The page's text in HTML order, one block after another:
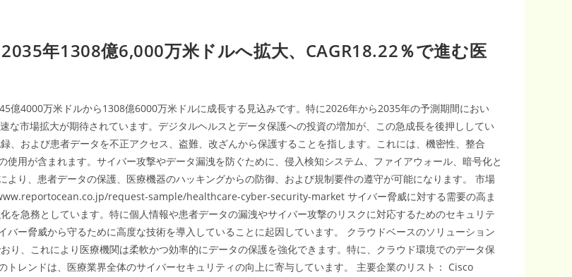
レ
ポ
ー
483
億
1,000
万
米
ド
ル・
CAGR5.54％、
生
殖
補
助
医
療
需
要
が
拡
大
年1308億6,000万米ドルへ拡大、CAGR18.22％で進む医
億4000万米ドルから1308億6000万米ドルに成長する見込みです。特に2026年から2035年の予測期間におい
な市場拡大が期待されています。デジタルヘルスとデータ保護への投資の増加が、この急成長を後押ししてい
、および患者データを不正アクセス、盗難、改ざんから保護することを指します。これには、機密性、整合
用が含まれます。サイバー攻撃やデータ漏洩を防ぐために、侵入検知システム、ファイアウォール、暗号化と
り、患者データの保護、医療機器のハッキングからの防御、および規制要件の遵守が可能になります。 市場
request-sample/healthcare-cyber-security-market サイバー脅威に対する需要の高ま
を急務としています。特に個人情報や患者データの漏洩やサイバー攻撃のリスクに対応するためのセキュリテ
ー脅威から守るために高度な技術を導入していることに起因しています。 クラウドベースのソリューション
り、これにより医療機関は柔軟かつ効率的にデータの保護を強化できます。特に、クラウド環境でのデータ保
レンドは、医療業界全体のサイバーセキュリティの向上に寄与しています。 主要企業のリスト： Cisco